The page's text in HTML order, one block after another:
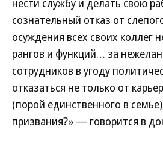
нести службу и делать свою
сознательный отказ от
осуждения всех своих коллег
рангов и функций… за
сотрудников в угоду
отказаться не только от
(порой единственного в
призвания?» — говорится в